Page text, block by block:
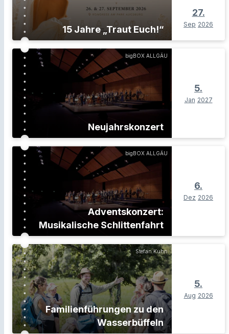
15 Jahre „Traut Euch!“
27.
Sep 2026
bigBOX ALLGÄU
Neujahrskonzert
5.
Jan 2027
bigBOX ALLGÄU
Adventskonzert:
Musikalische Schlittenfahrt
6.
Dez 2026
Stefan Kuhn
Familienführungen zu den
Wasserbüffeln
5.
Aug 2026